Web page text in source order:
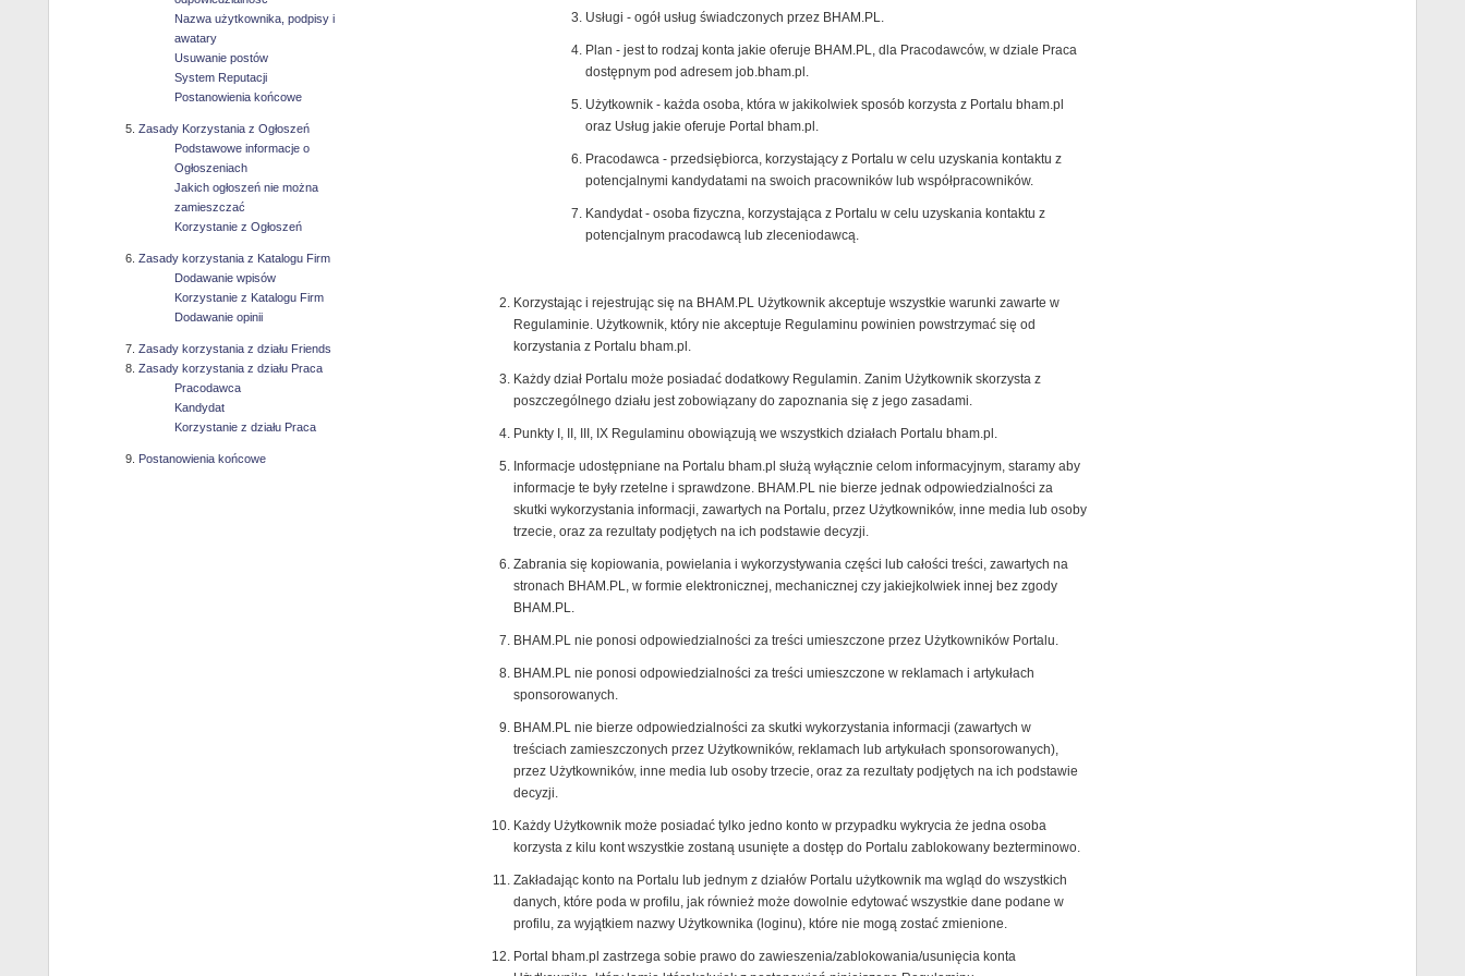
Nazwa użytkownika, podpisy i
awatary
Usuwanie postów
System Reputacji
Postanowienia końcowe
Zasady Korzystania z Ogłoszeń
Podstawowe informacje o
Ogłoszeniach
Jakich ogłoszeń nie można
zamieszczać
Korzystanie z Ogłoszeń
Zasady korzystania z Katalogu Firm
Dodawanie wpisów
Korzystanie z Katalogu Firm
Dodawanie opinii
Zasady korzystania z działu Friends
Zasady korzystania z działu Praca
Pracodawca
Kandydat
Korzystanie z działu Praca
Postanowienia końcowe
Usługi - ogół usług świadczonych przez BHAM.PL.
Plan - jest to rodzaj konta jakie oferuje BHAM.PL, dla Pracodawców, w dziale Praca
dostępnym pod adresem job.bham.pl.
Użytkownik - każda osoba, która w jakikolwiek sposób korzysta z Portalu bham.pl
oraz Usług jakie oferuje Portal bham.pl.
Pracodawca - przedsiębiorca, korzystający z Portalu w celu uzyskania kontaktu z
potencjalnymi kandydatami na swoich pracowników lub współpracowników.
Kandydat - osoba fizyczna, korzystająca z Portalu w celu uzyskania kontaktu z
potencjalnym pracodawcą lub zleceniodawcą.
Korzystając i rejestrując się na BHAM.PL Użytkownik akceptuje wszystkie warunki zawarte w
Regulaminie. Użytkownik, który nie akceptuje Regulaminu powinien powstrzymać się od
korzystania z Portalu bham.pl.
Każdy dział Portalu może posiadać dodatkowy Regulamin. Zanim Użytkownik skorzysta z
poszczególnego działu jest zobowiązany do zapoznania się z jego zasadami.
Punkty I, II, III, IX Regulaminu obowiązują we wszystkich działach Portalu bham.pl.
Informacje udostępniane na Portalu bham.pl służą wyłącznie celom informacyjnym, staramy aby
informacje te były rzetelne i sprawdzone. BHAM.PL nie bierze jednak odpowiedzialności za
skutki wykorzystania informacji, zawartych na Portalu, przez Użytkowników, inne media lub osoby
trzecie, oraz za rezultaty podjętych na ich podstawie decyzji.
Zabrania się kopiowania, powielania i wykorzystywania części lub całości treści, zawartych na
stronach BHAM.PL, w formie elektronicznej, mechanicznej czy jakiejkolwiek innej bez zgody
BHAM.PL.
BHAM.PL nie ponosi odpowiedzialności za treści umieszczone przez Użytkowników Portalu.
BHAM.PL nie ponosi odpowiedzialności za treści umieszczone w reklamach i artykułach
sponsorowanych.
BHAM.PL nie bierze odpowiedzialności za skutki wykorzystania informacji (zawartych w
treściach zamieszczonych przez Użytkowników, reklamach lub artykułach sponsorowanych),
przez Użytkowników, inne media lub osoby trzecie, oraz za rezultaty podjętych na ich podstawie
decyzji.
Każdy Użytkownik może posiadać tylko jedno konto w przypadku wykrycia że jedna osoba
korzysta z kilu kont wszystkie zostaną usunięte a dostęp do Portalu zablokowany bezterminowo.
Zakładając konto na Portalu lub jednym z działów Portalu użytkownik ma wgląd do wszystkich
danych, które poda w profilu, jak również może dowolnie edytować wszystkie dane podane w
profilu, za wyjątkiem nazwy Użytkownika (loginu), które nie mogą zostać zmienione.
Portal bham.pl zastrzega sobie prawo do zawieszenia/zablokowania/usunięcia konta